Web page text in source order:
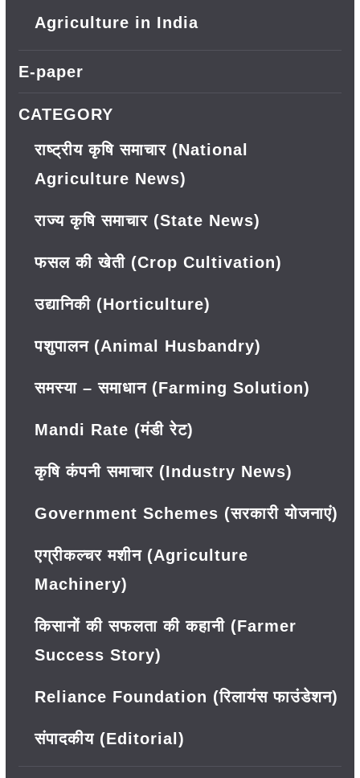
Agriculture in India
E-paper
CATEGORY
राष्ट्रीय कृषि समाचार (National
Agriculture News)
राज्य कृषि समाचार (State News)
फसल की खेती (Crop Cultivation)
उद्यानिकी (Horticulture)
पशुपालन (Animal Husbandry)
समस्या – समाधान (Farming Solution)
Mandi Rate (मंडी रेट)
कृषि कंपनी समाचार (Industry News)
Government Schemes (सरकारी योजनाएं)
एग्रीकल्चर मशीन (Agriculture
Machinery)
किसानों की सफलता की कहानी (Farmer
Success Story)
Reliance Foundation (रिलायंस फाउंडेशन)
संपादकीय (Editorial)